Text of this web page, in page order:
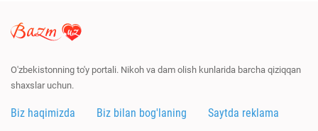
O'zbekistonning to'y portali. Nikoh va dam olish kunlarida barcha qiziqqan
shaxslar uchun.
Biz haqimizda Biz bilan bog'laning Saytda reklama